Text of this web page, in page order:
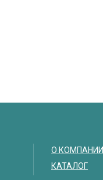
О КОМПАНИИ
КАТАЛОГ